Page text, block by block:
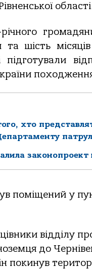
річного
шість
підготували
хто
поміщений у
відділу
до
покинув